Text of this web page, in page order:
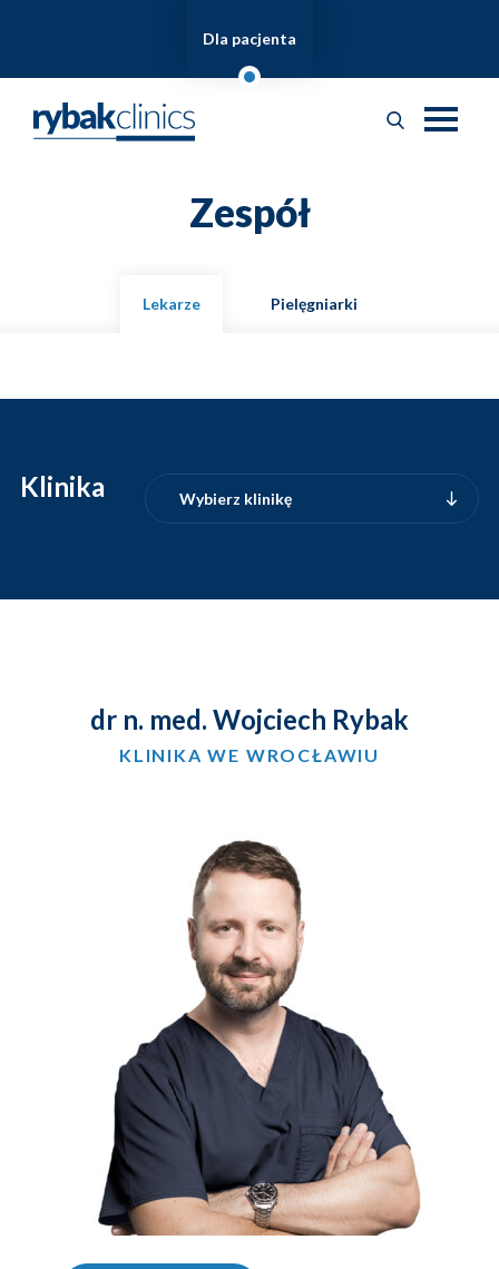
Dla pacjenta
Zespół
Lekarze Pielęgniarki
Klinika Wybierz klinikę
dr n. med. Wojciech Rybak
KLINIKA WE WROCŁAWIU